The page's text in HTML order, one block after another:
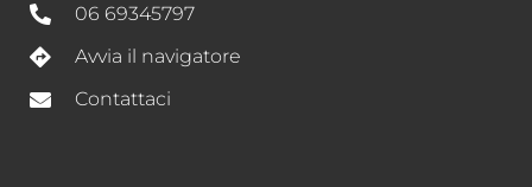
06 69345797
Avvia il navigatore
Contattaci